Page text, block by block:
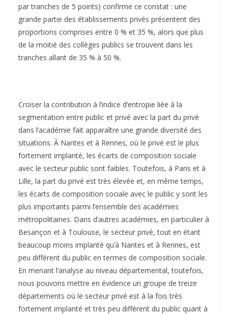
par tranches de 5 points) confirme ce constat : une
grande partie des établissements privés présentent des
proportions comprises entre 0 % et 35 %, alors que plus
de la moitié des collèges publics se trouvent dans les
tranches allant de 35 % à 50 %.
Croiser la contribution à l’indice d’entropie liée à la
segmentation entre public et privé avec la part du privé
dans l’académie fait apparaître une grande diversité des
situations. À Nantes et à Rennes, où le privé est le plus
fortement implanté, les écarts de composition sociale
avec le secteur public sont faibles. Toutefois, à Paris et à
Lille, la part du privé est très élevée et, en même temps,
les écarts de composition sociale avec le public y sont les
plus importants parmi l’ensemble des académies
métropolitaines. Dans d’autres académies, en particulier à
Besançon et à Toulouse, le secteur privé, tout en étant
beaucoup moins implanté qu’à Nantes et à Rennes, est
peu différent du public en termes de composition sociale.
En menant l’analyse au niveau départemental, toutefois,
nous pouvons mettre en évidence un groupe de treize
départements où le secteur privé est à la fois très
fortement implanté et très peu différent du public quant à